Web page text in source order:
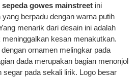
sepeda gowes mainstreet ini
berpadu dengan warna putih
menarik dari desain ini adalah
kesan menakutkan.
ornamen melingkar pada
dada merupakan bagian menonjol
pada sekali lirik. Logo besar